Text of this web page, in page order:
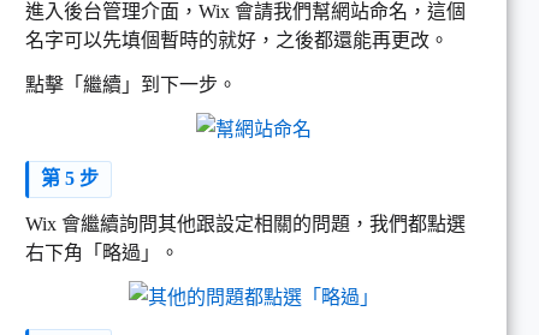
進入後台管理介面，Wix 會請我們幫網站命名，這個
名字可以先填個暫時的就好，之後都還能再更改。
點擊「繼續」到下一步。
第 5 步
Wix 會繼續詢問其他跟設定相關的問題，我們都點選
右下角「略過」。